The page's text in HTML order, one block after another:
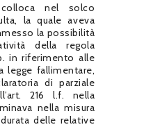
nel solco
la quale aveva
la possibilità
della regola
in riferimento alle
legge fallimentare,
di parziale
216 l.f. nella
nella misura
delle relative